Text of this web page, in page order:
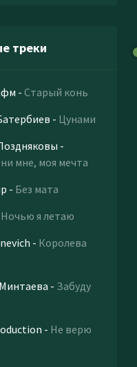
треки
- Старый конь
- Цунами
-
мне, моя мечта
- Без мата
Ночью я летаю
- Королева
- Забуду
- Не верю